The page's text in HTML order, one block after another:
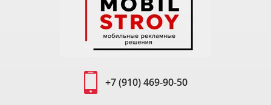
+7 (910) 469-90-50